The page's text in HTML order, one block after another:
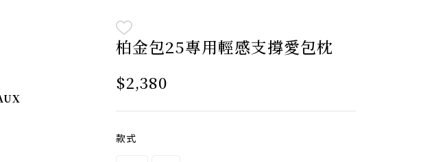
柏金包25專用輕感支撐愛包枕
$2,380
款式